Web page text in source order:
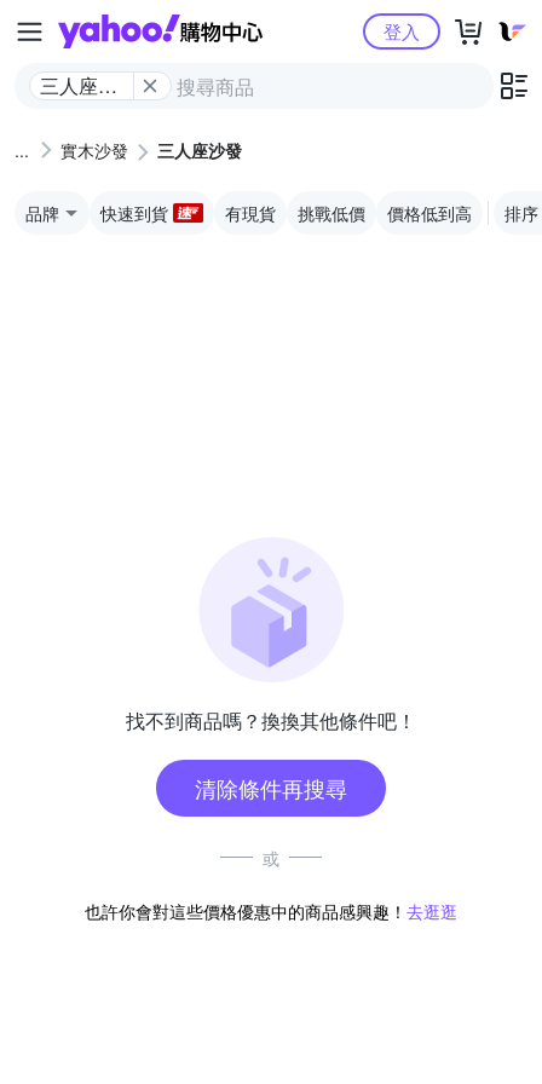
Yahoo購物中心
三人座沙
登入
實木沙發 三人座沙發
品牌 快速到貨 有現貨 挑戰低價 價格低到高 排序
找不到商品嗎？換換其他條件吧！
清除條件再搜尋
或
也許你會對這些價格優惠中的商品感興趣！ 去逛逛